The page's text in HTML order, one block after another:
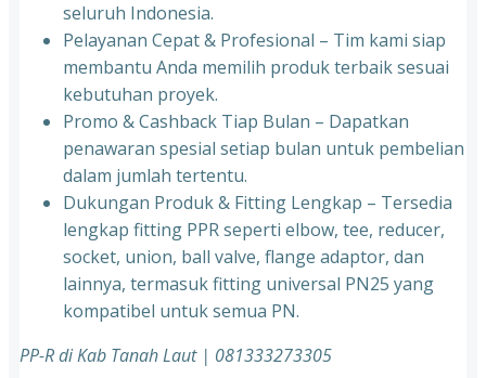
seluruh Indonesia.
⁠Pelayanan Cepat & Profesional – Tim kami siap
membantu Anda memilih produk terbaik sesuai
kebutuhan proyek.
⁠Promo & Cashback Tiap Bulan – Dapatkan
penawaran spesial setiap bulan untuk pembelian
dalam jumlah tertentu.
⁠Dukungan Produk & Fitting Lengkap – Tersedia
lengkap fitting PPR seperti elbow, tee, reducer,
socket, union, ball valve, flange adaptor, dan
lainnya, termasuk fitting universal PN25 yang
kompatibel untuk semua PN.
PP-R di Kab Tanah Laut | 081333273305